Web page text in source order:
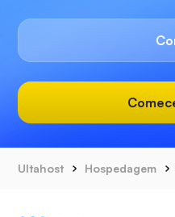
Ultahost Hospedagem